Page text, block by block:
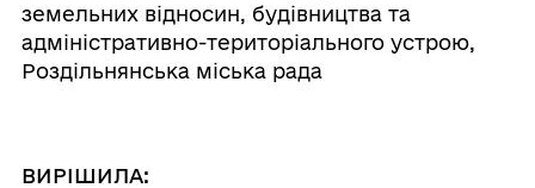
земельних відносин, будівництва та
адміністративно-територіального устрою,
Роздільнянська міська рада
ВИРІШИЛА: